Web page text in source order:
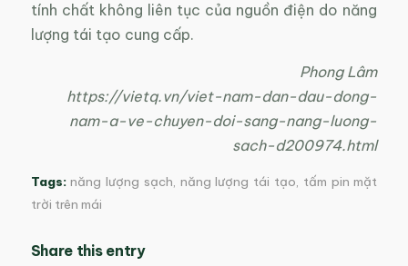
tính chất không liên tục của nguồn điện do năng
lượng tái tạo cung cấp.
Phong Lâm
https://vietq.vn/viet-nam-dan-dau-dong-
nam-a-ve-chuyen-doi-sang-nang-luong-
sach-d200974.html
Tags: năng lượng sạch, năng lượng tái tạo, tấm pin mặt
trời trên mái
Share this entry